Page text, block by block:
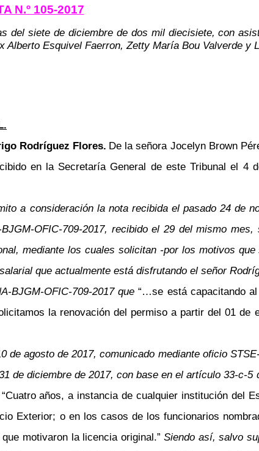
N.º 105-2017
del siete de diciembre de dos mil diecisiete, con
Alberto Esquivel Faerron, Zetty María Bou Valverde y
Rodríguez Flores. De la señora Jocelyn Brown
en la Secretaría General de este Tribunal el 4
a consideración la nota recibida el pasado 24 de
OFIC-709-2017, recibido el 29 del mismo
mediante los cuales solicitan -por los motivos
que actualmente está disfrutando el señor
BJGM-OFIC-709-2017 que“…se está capacitando
la renovación del permiso a partir del 01 de
agosto de 2017, comunicado mediante oficio
de diciembre de 2017, con base en el artículo 33-c-
“Cuatro años, a instancia de cualquier institución del
Exterior; o en los casos de los funcionarios
motivaron la licencia original.” Siendo así, salvo